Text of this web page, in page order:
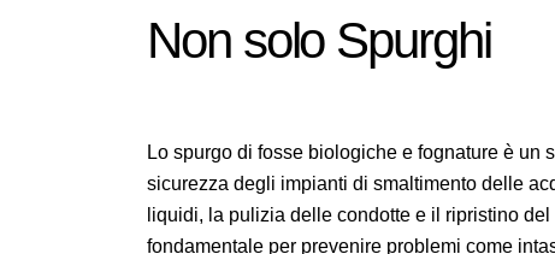
Non solo Spurghi
Lo spurgo di fosse biologiche e fognature è
sicurezza degli impianti di smaltimento delle
liquidi, la pulizia delle condotte e il ripristino
fondamentale per prevenire problemi come